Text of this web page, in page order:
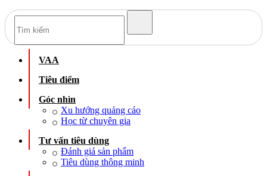
VAA
Tiêu điểm
Góc nhìn
Xu hướng quảng cáo
Học từ chuyên gia
Tư vấn tiêu dùng
Đánh giá sản phẩm
Tiêu dùng thông minh